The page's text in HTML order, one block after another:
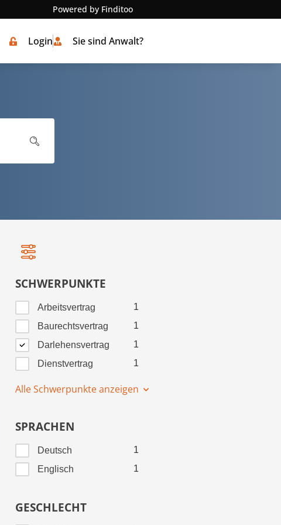
Powered by Finditoo
Login Sie sind Anwalt?
SCHWERPUNKTE
Arbeitsvertrag
1
Baurechtsvertrag
1
Darlehensvertrag
1
Dienstvertrag
1
Alle Schwerpunkte anzeigen
SPRACHEN
Deutsch
1
Englisch
1
GESCHLECHT